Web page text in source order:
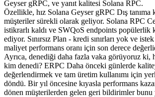
Geyser gRPC, ve yanıt kalitesi Solana RPC.
Özellikle, hız Solana Geyser gRPC Dış tanıma
müşteriler sürekli olarak geliyor. Solana RPC
istikrarlı kaldı ve SWQoS endpoints popülerlik
ediyor. Sınırsız Plan - kredi sınırları yok ve
maliyet performans oranı için son derece
Ayrıca, denediği daha fazla vaka görüyoruz ki,
kim denedi? ERPC Daha önceki günlerde
değerlendirmek ve tam üretim kullanımı için
döndü. Bir yıl öncesine kıyasla performans
dönen müşterilerden gelen geri bildirimler bunu